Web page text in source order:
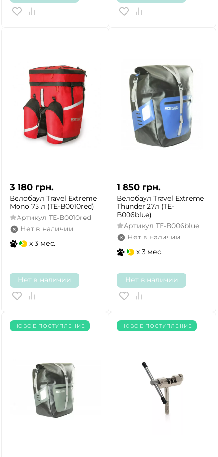
3 180 грн.
Велобаул Travel Extreme
Mono 75 л (TE-В0010red)
Артикул TE-В0010red
Нет в наличии
x 3 мес.
Нет в наличии
1 850 грн.
Велобаул Travel Extreme
Thunder 27л (TE-
В006blue)
Артикул TE-В006blue
Нет в наличии
x 3 мес.
Нет в наличии
НОВОЕ ПОСТУПЛЕНИЕ НОВОЕ ПОСТУПЛЕНИЕ